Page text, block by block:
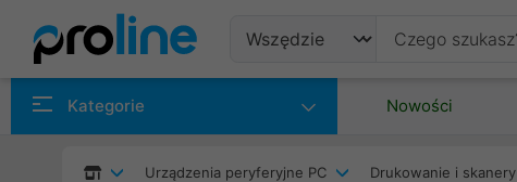
Kategorie Nowości
Urządzenia peryferyjne PC Drukowanie i skanery